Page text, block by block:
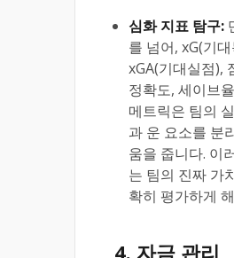
심화 지표 탐구:
를 넘어, xG(기
xGA(기대실점),
정확도, 세이브
메트릭은 팀의
과 운 요소를 분
움을 줍니다. 이
는 팀의 진짜 가
확히 평가하게
4. 자금 관리